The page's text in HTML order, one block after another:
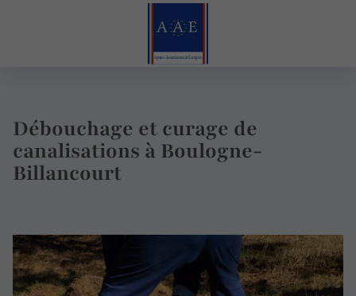
Débouchage et curage de
canalisations à Boulogne-
Billancourt